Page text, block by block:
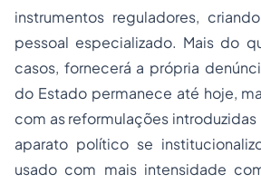
instrumentos reguladores,
pessoal especializado. Mais do
casos, fornecerá a própria
do Estado permanece até hoje,
com as reformulações
aparato político se
usado com mais intensidade